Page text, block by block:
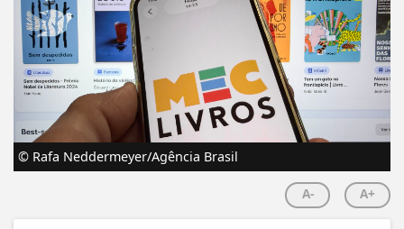
© Rafa Neddermeyer/Agência Brasil
A- A+